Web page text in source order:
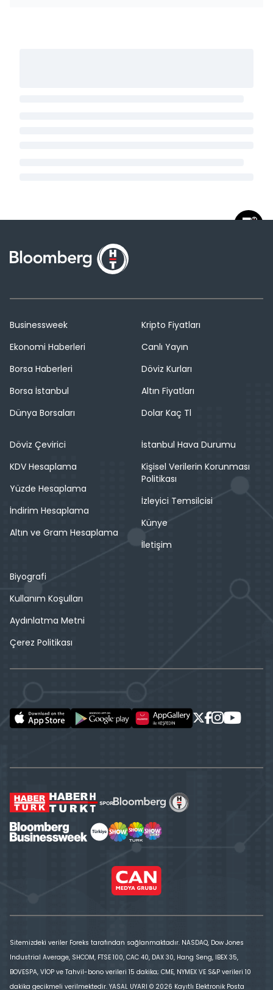
Businessweek
Ekonomi Haberleri
Borsa Haberleri
Borsa İstanbul
Dünya Borsaları
Kripto Fiyatları
Canlı Yayın
Döviz Kurları
Altın Fiyatları
Dolar Kaç Tl
Döviz Çevirici
KDV Hesaplama
Yüzde Hesaplama
İndirim Hesaplama
Altın ve Gram Hesaplama
İstanbul Hava Durumu
Kişisel Verilerin Korunması
Politikası
İzleyici Temsilcisi
Künye
İletişim
Biyografi
Kullanım Koşulları
Aydınlatma Metni
Çerez Politikası
Sitemizdeki veriler Foreks tarafından sağlanmaktadır. NASDAQ, Dow Jones
Industrial Average, SHCOM, FTSE 100, CAC 40, DAX 30, Hang Seng, IBEX 35,
BOVESPA, VİOP ve Tahvil-bono verileri 15 dakika; CME, NYMEX VE S&P verileri 10
dakika gecikmeli verilmektedir. YASAL UYARI © 2026 Kayıtlı Elektronik Posta